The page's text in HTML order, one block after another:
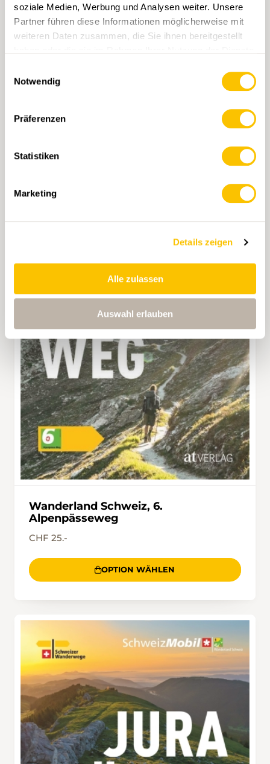
soziale Medien, Werbung und Analysen weiter. Unsere
Partner führen diese Informationen möglicherweise mit
weiteren Daten zusammen, die Sie ihnen bereitgestellt
Notwendig
Präferenzen
Statistiken
Marketing
Details zeigen
Alle zulassen
Auswahl erlauben
Wanderland Schweiz, 7. Via Gottardo
Wanderland Schweiz, 6.
Alpenpässeweg
CHF 25.-
OPTION WÄHLEN